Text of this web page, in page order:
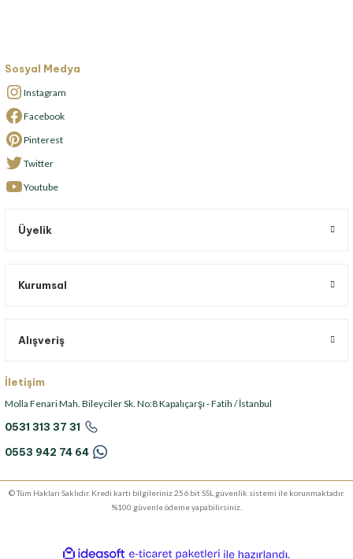
Sosyal Medya
Instagram
Facebook
Pinterest
Twitter
Youtube
Üyelik
Kurumsal
Alışveriş
İletişim
Molla Fenari Mah. Bileyciler Sk. No:8 Kapalıçarşı - Fatih / İstanbul
0531 313 37 31
0553 942 74 64
© Tüm Hakları Saklıdır. Kredi kartı bilgileriniz 256 bit SSL güvenlik sistemi ile korunmaktadır.
%100 güvenle ödeme yapabilirsiniz.
ideasoft e-